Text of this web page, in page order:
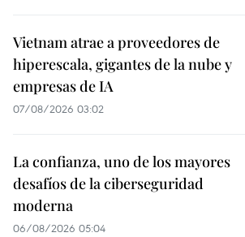
Vietnam atrae a proveedores de
hiperescala, gigantes de la nube y
empresas de IA
07/08/2026 03:02
La confianza, uno de los mayores
desafíos de la ciberseguridad
moderna
06/08/2026 05:04